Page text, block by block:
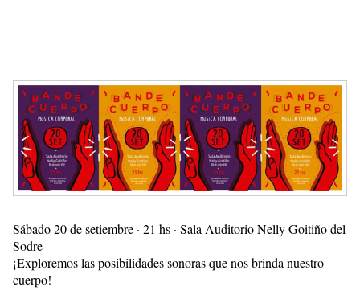
Sábado 20 de setiembre · 21 hs · Sala Auditorio Nelly Goitiño del
Sodre
¡Exploremos las posibilidades sonoras que nos brinda nuestro
cuerpo!